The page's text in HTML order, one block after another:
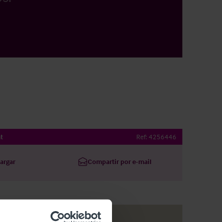
Ref: 4256446
Compartir por e-mail